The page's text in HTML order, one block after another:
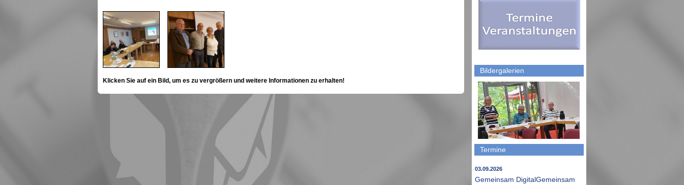
Klicken Sie auf ein Bild, um es zu vergrößern und weitere Informationen zu erhalten!
Bildergalerien
Termine
03.09.2026
Gemeinsam DigitalGemeinsam